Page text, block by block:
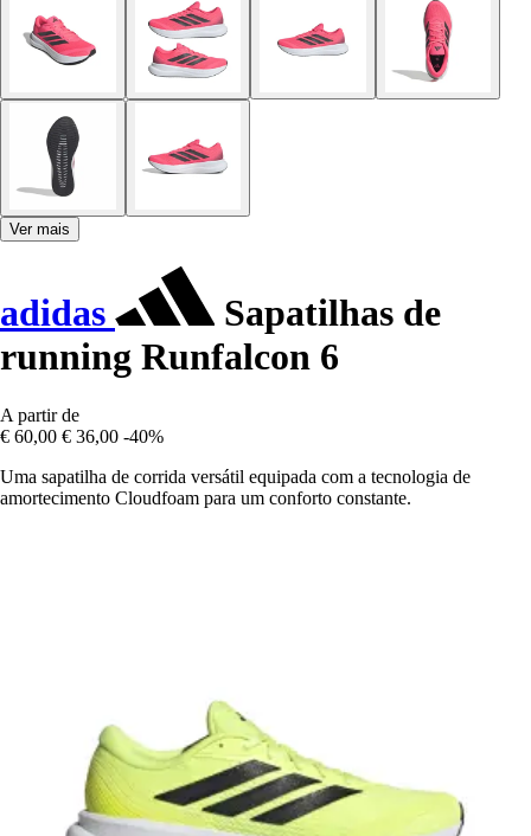
Ver mais
adidas
Sapatilhas de
running Runfalcon 6
A partir de
€ 60,00 € 36,00 -40%
Uma sapatilha de corrida versátil equipada com a tecnologia de
amortecimento Cloudfoam para um conforto constante.